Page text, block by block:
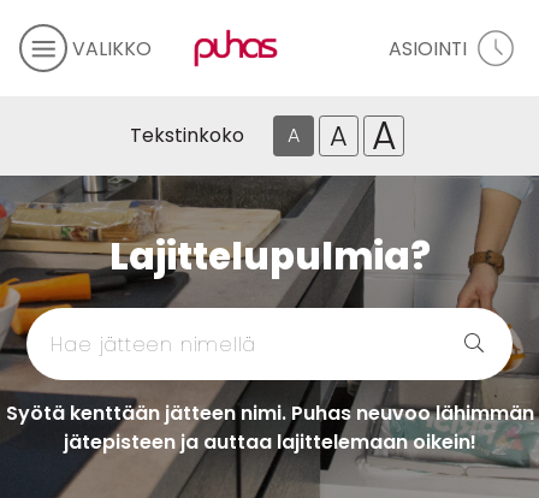
VALIKKO ASIOINTI
Tekstinkoko A A A
Lajittelupulmia?
Syötä kenttään jätteen nimi. Puhas neuvoo lähimmän
jätepisteen ja auttaa lajittelemaan oikein!